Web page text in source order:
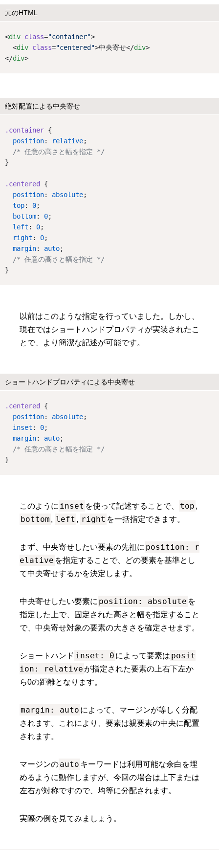
元のHTML
<div class="container">
  <
div class="centered">中央寄せ</div>
</div>
絶対配置による中央寄せ
.container {
position: relative;
/* 任意の高さと幅を指定 */
}
.centered
{
position: absolute;
top: 0;
bottom: 0;
left : 0;
right : 0;
margin: auto;
/* 任意の高さと幅を指定 */
}
以前はこのような指定を行っていました。しかし、
現在ではショートハンドプロパティが実装されたこ
とで、より簡潔な記述が可能です。
ショートハンドプロパティによる中央寄せ
.centered
{
position: absolute;
inset : 0;
margin: auto;
/* 任意の高さと幅を指定 */
}
このように inset を使って記述することで、 top ,
bottom , left , right を一括指定できます。
まず、中央寄せしたい要素の先祖に position: r
elative を指定することで、どの要素を基準とし
て中央寄せするかを決定します。
中央寄せしたい要素に position: absolute を
指定した上で、固定された高さと幅を指定すること
で、中央寄せ対象の要素の大きさを確定させます。
ショートハンド inset: 0 によって要素は posit
ion: relative が指定された要素の上右下左か
ら0の距離となります。
margin: auto によって、マージンが等しく分配
されます。これにより、要素は親要素の中央に配置
されます。
マージンのauto キーワードは利用可能な余白を埋
めるように動作しますが、今回の場合は上下または
左右が対称ですので、均等に分配されます。
実際の例を見てみましょう。